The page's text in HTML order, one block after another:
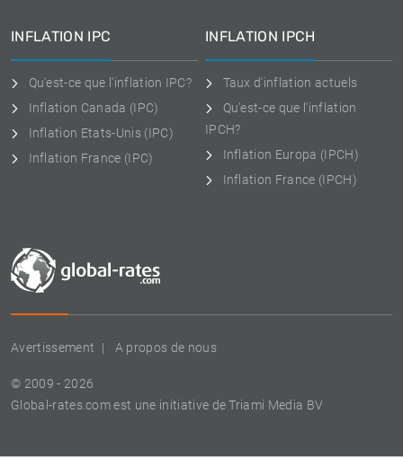
Avertissement A propos de nous
© 2009 - 2026
Global-rates.com est une initiative de Triami Media BV
INFLATION IPC
Qu'est-ce que l'inflation IPC?
Inflation Canada (IPC)
Inflation Etats-Unis (IPC)
Inflation France (IPC)
INFLATION IPCH
Taux d'inflation actuels
Qu'est-ce que l'inflation
IPCH?
Inflation Europa (IPCH)
Inflation France (IPCH)